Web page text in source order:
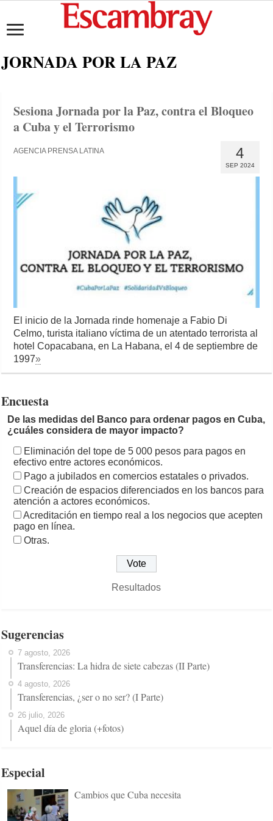
JORNADA POR LA PAZ
Sesiona Jornada por la Paz, contra el Bloqueo
a Cuba y el Terrorismo
4
SEP 2024
AGENCIA PRENSA LATINA
El inicio de la Jornada rinde homenaje a Fabio Di
Celmo, turista italiano víctima de un atentado terrorista al
hotel Copacabana, en La Habana, el 4 de septiembre de
1997»
Encuesta
De las medidas del Banco para ordenar pagos en Cuba,
¿cuáles considera de mayor impacto?
Eliminación del tope de 5 000 pesos para pagos en
efectivo entre actores económicos.
Pago a jubilados en comercios estatales o privados.
Creación de espacios diferenciados en los bancos para
atención a actores económicos.
Acreditación en tiempo real a los negocios que acepten
pago en línea.
Otras.
Resultados
Sugerencias
7 agosto, 2026
Transferencias: La hidra de siete cabezas (II Parte)
4 agosto, 2026
Transferencias, ¿ser o no ser? (I Parte)
26 julio, 2026
Aquel día de gloria (+fotos)
Especial
Cambios que Cuba necesita